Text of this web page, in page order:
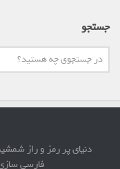
جستجو
دنیای پر رمز و راز شمشیربازی © 2026. حق کپی
فارسی